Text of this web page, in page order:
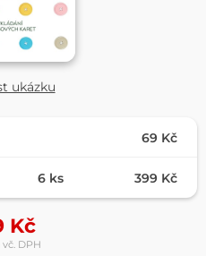
ukázku
69 Kč
6 ks 399 Kč
Kč
vč. DPH